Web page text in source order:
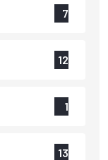
7
12
1
13